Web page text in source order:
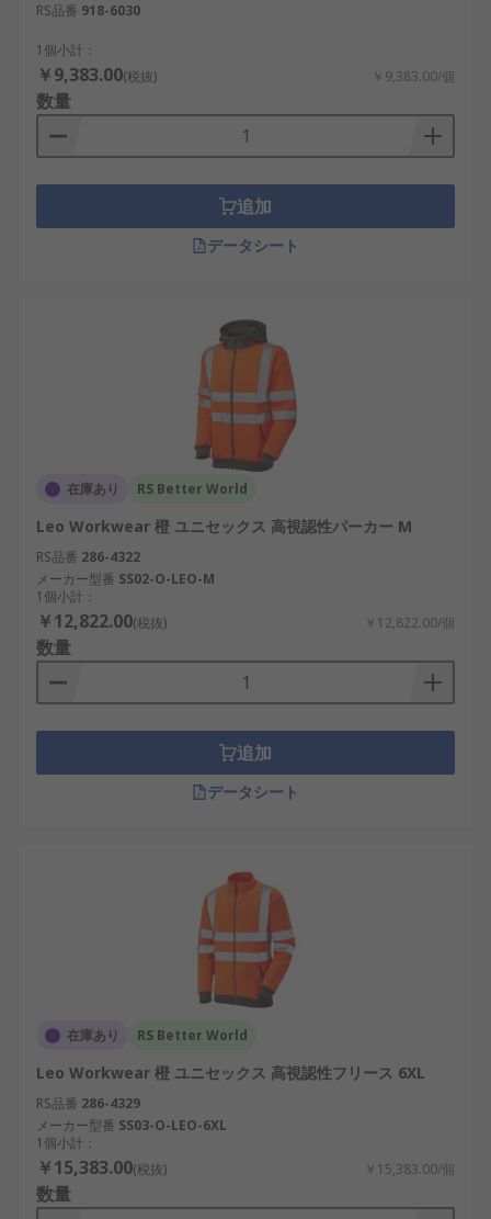
RS品番 918-6030
1個小計：
￥9,383.00(税抜) ￥9,383.00/個
数量
追加
データシート
在庫あり RS Better World
Leo Workwear 橙 ユニセックス 高視認性パーカー M
RS品番 286-4322
メーカー型番 SS02-O-LEO-M
1個小計：
￥12,822.00(税抜) ￥12,822.00/個
数量
追加
データシート
在庫あり RS Better World
Leo Workwear 橙 ユニセックス 高視認性フリース 6XL
RS品番 286-4329
メーカー型番 SS03-O-LEO-6XL
1個小計：
￥15,383.00(税抜) ￥15,383.00/個
数量